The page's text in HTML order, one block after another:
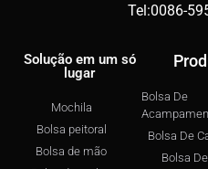
Tel:0086-
Solução em um só
lugar
Mochila
Bolsa peitoral
Bolsa de mão
Bolsa De
Bolsa De
Bolsa